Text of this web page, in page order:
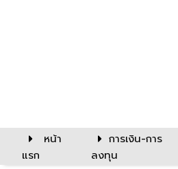
หน้า
แรก
การเงิน-การ
ลงทุน